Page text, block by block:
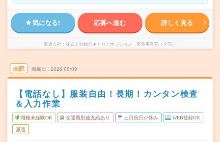
気になる! 応募へ進む 詳しく見る
派遣会社 株式会社綜合キャリアオプション 製造事業部（全国）
未読 掲載日 2026/08/09
【電話なし】服装自由！長期！カンタン検査
＆入力作業
職種未経験OK 交通費別途支給あり 土日祝日が休み WEB登録OK
派遣